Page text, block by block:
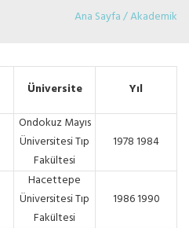
Ana Sayfa / Akademik
Üniversite Yıl
Ondokuz Mayıs
Üniversitesi Tıp
Fakültesi
1978 1984
Hacettepe
Üniversitesi Tıp
Fakültesi
1986 1990